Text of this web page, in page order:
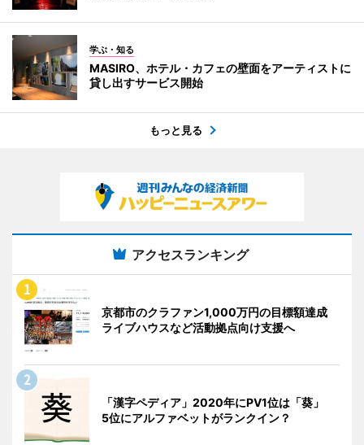
学ぶ・知る
MASIRO、ホテル・カフェの壁面をアーティストに
貸し出すサービス開始
もっと見る
アクセスランキング
京都市のクラファン1,000万円の目標額達成
ライブハウスなど活動拠点向け支援へ
「漢字ペディア」2020年にPV1位は「葵」
5位にアルファベットがランクイン？